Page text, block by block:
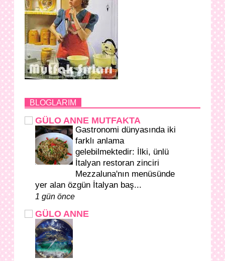
BLOGLARIM
GÜLO ANNE MUTFAKTA
Gastronomi dünyasında iki
farklı anlama
gelebilmektedir: İlki, ünlü
İtalyan restoran zinciri
Mezzaluna'nın menüsünde
yer alan özgün İtalyan baş...
1 gün önce
GÜLO ANNE